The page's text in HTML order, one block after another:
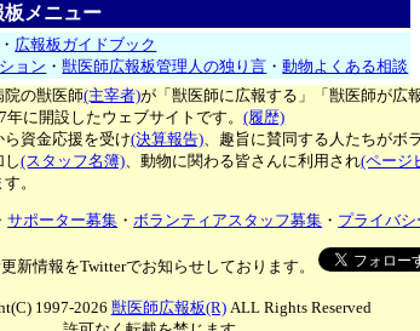
メニュー
・ 広報板ガイドブック
ョン ・獣医師広報板管理人の独り言 ・動物よくある相談
院の獣医師(主宰者)が「獣医師に広報する」「獣医師が広
年に開設したウェブサイトです。(履歴)
ら資金応援を受け(決算報告)、趣旨に賛同する人たちがボ
し(スタッフ名簿)、動物に関わる皆さんに利用され(ページ
。
サポーター募集 ・ボランティアスタッフ募集 ・ プライバ
新情報をTwitterでお知らせしております。
1997-2026 獣医師広報板(R)ALL Rights Reserved